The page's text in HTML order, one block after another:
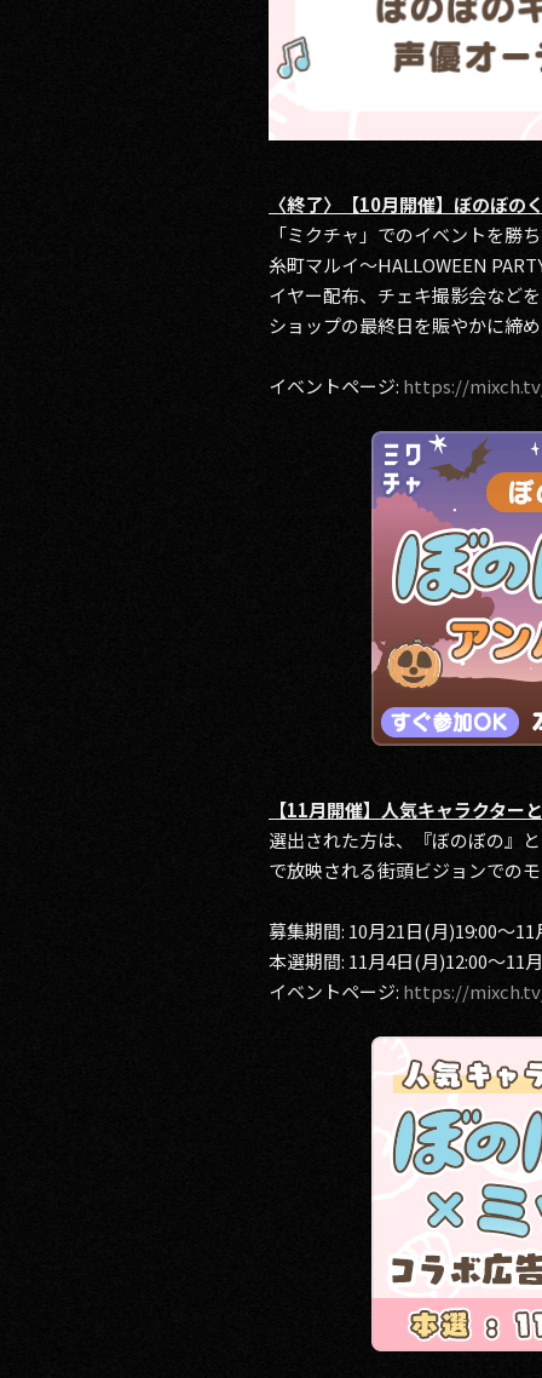
〈終了〉【10月開催】ぼのぼの
「ミクチャ」でのイベントを勝
糸町マルイ～HALLOWEEN
イヤー配布、チェキ撮影会など
ショップの最終日を賑やかに締
イベントページ: https://
【11月開催】人気キャラクタ
選出された方は、『ぼのぼの』
で放映される街頭ビジョンでの
募集期間: 10月21日(月)19:00～
本選期間: 11月4日(月)12:00～11
イベントページ: https://